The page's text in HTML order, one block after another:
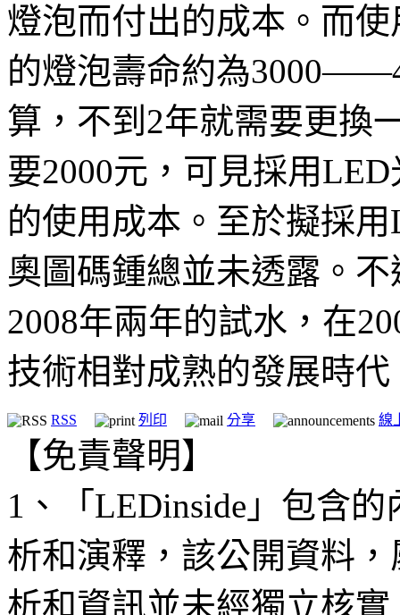
燈泡而付出的成本。而
的燈泡壽命約為
算，不到2年就需要更換
要2000元，可見採用
的使用成本。至於擬採
奧圖碼鍾總並未透露。
2008年兩年的試水，在
技術相對成熟的發展時代
RSS 列印 分享 線
【免責聲明】
1、「LEDinside」包含
析和演釋，該公開資料
析和資訊並未經獨立核